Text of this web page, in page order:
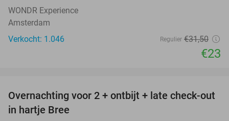
WONDR Experience
Amsterdam
Verkocht: 1.046
Regulier €31,50
€23
41%
TODAY
Overnachting voor 2 + ontbijt + late check-out
in hartje Bree